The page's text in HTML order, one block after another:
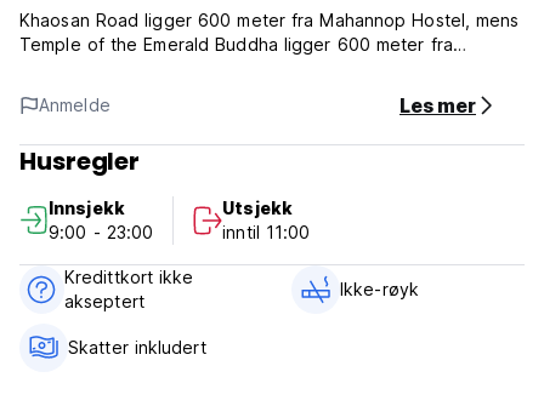
Khaosan Road ligger 600 meter fra Mahannop Hostel, mens
Temple of the Emerald Buddha ligger 600 meter fra
Anmelde
Les mer
Husregler
Innsjekk
9:00 - 23:00
Utsjekk
inntil 11:00
Kredittkort ikke
akseptert
Ikke-røyk
Skatter inkludert